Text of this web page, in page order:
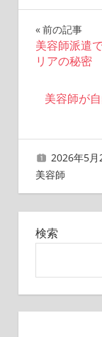
投
稿
ナ
ゲ
ー
シ
ョ
前の記事
美容師派遣
リアの秘密
美容師が
2026年5月
美容師
検索